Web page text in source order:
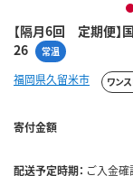
【隔月6回 定期便
26
常温
福岡県久留米市 ワン
寄付金額
配送予定時期： ご入金確